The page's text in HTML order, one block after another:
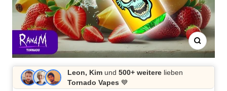
Zoom
Leon, Kim und 500+ weitere lieben
Tornado Vapes 💙